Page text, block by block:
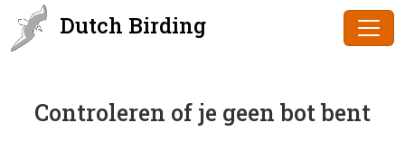
Dutch Birding
Controleren of je geen bot bent